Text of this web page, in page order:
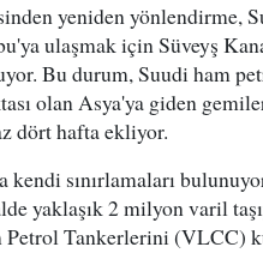
yeniden yönlendirme,
ulaşmak için Süveyş
Bu durum, Suudi ham
olan Asya'ya giden
dört hafta ekliyor.
kendi sınırlamaları
yaklaşık 2 milyon varil
Tankerlerini (VLCC)